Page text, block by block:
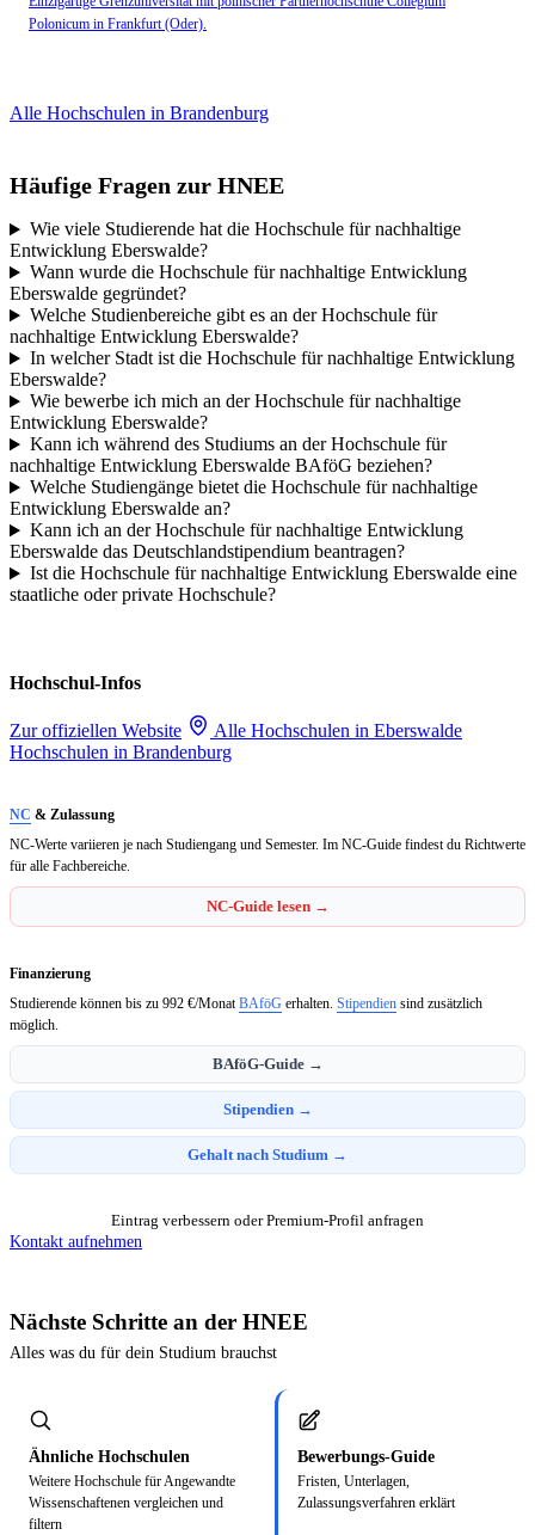
Polonicum in Frankfurt (Oder).
Alle Hochschulen in Brandenburg
Häufige Fragen zur HNEE
Wie viele Studierende hat die Hochschule für nachhaltige
Entwicklung Eberswalde?
Wann wurde die Hochschule für nachhaltige Entwicklung
Eberswalde gegründet?
Welche Studienbereiche gibt es an der Hochschule für
nachhaltige Entwicklung Eberswalde?
In welcher Stadt ist die Hochschule für nachhaltige Entwicklung
Eberswalde?
Wie bewerbe ich mich an der Hochschule für nachhaltige
Entwicklung Eberswalde?
Kann ich während des Studiums an der Hochschule für
nachhaltige Entwicklung Eberswalde BAföG beziehen?
Welche Studiengänge bietet die Hochschule für nachhaltige
Entwicklung Eberswalde an?
Kann ich an der Hochschule für nachhaltige Entwicklung
Eberswalde das Deutschlandstipendium beantragen?
Ist die Hochschule für nachhaltige Entwicklung Eberswalde eine
staatliche oder private Hochschule?
Hochschul-Infos
Zur offiziellen Website
Alle Hochschulen in Eberswalde
Hochschulen in Brandenburg
NC & Zulassung
NC-Werte variieren je nach Studiengang und Semester. Im NC-Guide findest du Richtwerte
für alle Fachbereiche.
NC-Guide lesen →
Finanzierung
Studierende können bis zu 992 €/MonatBAföG erhalten. Stipendien sind zusätzlich
möglich.
BAföG-Guide →
Stipendien →
Gehalt nach Studium →
Eintrag verbessern oder Premium-Profil anfragen
Kontakt aufnehmen
Nächste Schritte an der HNEE
Alles was du für dein Studium brauchst
Ähnliche Hochschulen
Weitere Hochschule für Angewandte
Wissenschaftenen vergleichen und
filtern
Bewerbungs-Guide
Fristen, Unterlagen,
Zulassungsverfahren erklärt